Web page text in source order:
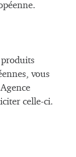
vous
celle-ci.